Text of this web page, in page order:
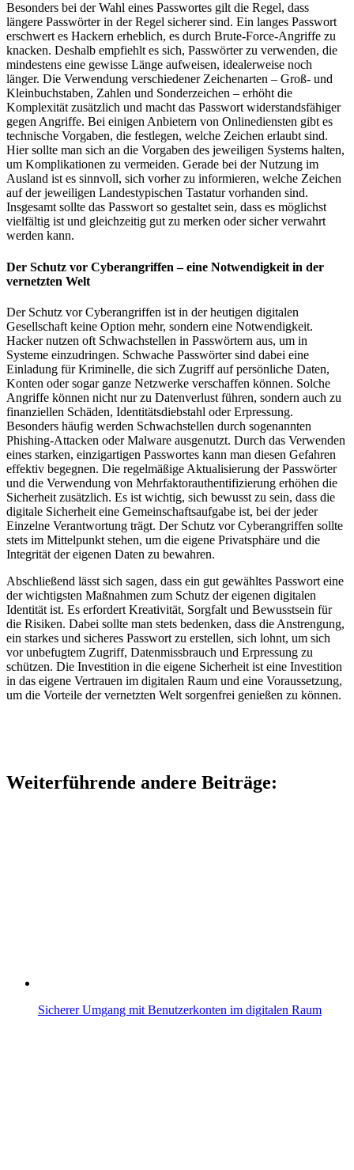
Besonders bei der Wahl eines Passwortes gilt die Regel, dass
längere Passwörter in der Regel sicherer sind. Ein langes Passwort
erschwert es Hackern erheblich, es durch Brute-Force-Angriffe zu
knacken. Deshalb empfiehlt es sich, Passwörter zu verwenden, die
mindestens eine gewisse Länge aufweisen, idealerweise noch
länger. Die Verwendung verschiedener Zeichenarten – Groß- und
Kleinbuchstaben, Zahlen und Sonderzeichen – erhöht die
Komplexität zusätzlich und macht das Passwort widerstandsfähiger
gegen Angriffe. Bei einigen Anbietern von Onlinediensten gibt es
technische Vorgaben, die festlegen, welche Zeichen erlaubt sind.
Hier sollte man sich an die Vorgaben des jeweiligen Systems halten,
um Komplikationen zu vermeiden. Gerade bei der Nutzung im
Ausland ist es sinnvoll, sich vorher zu informieren, welche Zeichen
auf der jeweiligen Landestypischen Tastatur vorhanden sind.
Insgesamt sollte das Passwort so gestaltet sein, dass es möglichst
vielfältig ist und gleichzeitig gut zu merken oder sicher verwahrt
werden kann.
Der Schutz vor Cyberangriffen – eine Notwendigkeit in der
vernetzten Welt
Der Schutz vor Cyberangriffen ist in der heutigen digitalen
Gesellschaft keine Option mehr, sondern eine Notwendigkeit.
Hacker nutzen oft Schwachstellen in Passwörtern aus, um in
Systeme einzudringen. Schwache Passwörter sind dabei eine
Einladung für Kriminelle, die sich Zugriff auf persönliche Daten,
Konten oder sogar ganze Netzwerke verschaffen können. Solche
Angriffe können nicht nur zu Datenverlust führen, sondern auch zu
finanziellen Schäden, Identitätsdiebstahl oder Erpressung.
Besonders häufig werden Schwachstellen durch sogenannten
Phishing-Attacken oder Malware ausgenutzt. Durch das Verwenden
eines starken, einzigartigen Passwortes kann man diesen Gefahren
effektiv begegnen. Die regelmäßige Aktualisierung der Passwörter
und die Verwendung von Mehrfaktorauthentifizierung erhöhen die
Sicherheit zusätzlich. Es ist wichtig, sich bewusst zu sein, dass die
digitale Sicherheit eine Gemeinschaftsaufgabe ist, bei der jeder
Einzelne Verantwortung trägt. Der Schutz vor Cyberangriffen sollte
stets im Mittelpunkt stehen, um die eigene Privatsphäre und die
Integrität der eigenen Daten zu bewahren.
Abschließend lässt sich sagen, dass ein gut gewähltes Passwort eine
der wichtigsten Maßnahmen zum Schutz der eigenen digitalen
Identität ist. Es erfordert Kreativität, Sorgfalt und Bewusstsein für
die Risiken. Dabei sollte man stets bedenken, dass die Anstrengung,
ein starkes und sicheres Passwort zu erstellen, sich lohnt, um sich
vor unbefugtem Zugriff, Datenmissbrauch und Erpressung zu
schützen. Die Investition in die eigene Sicherheit ist eine Investition
in das eigene Vertrauen im digitalen Raum und eine Voraussetzung,
um die Vorteile der vernetzten Welt sorgenfrei genießen zu können.
Weiterführende andere Beiträge:
Sicherer Umgang mit Benutzerkonten im digitalen Raum